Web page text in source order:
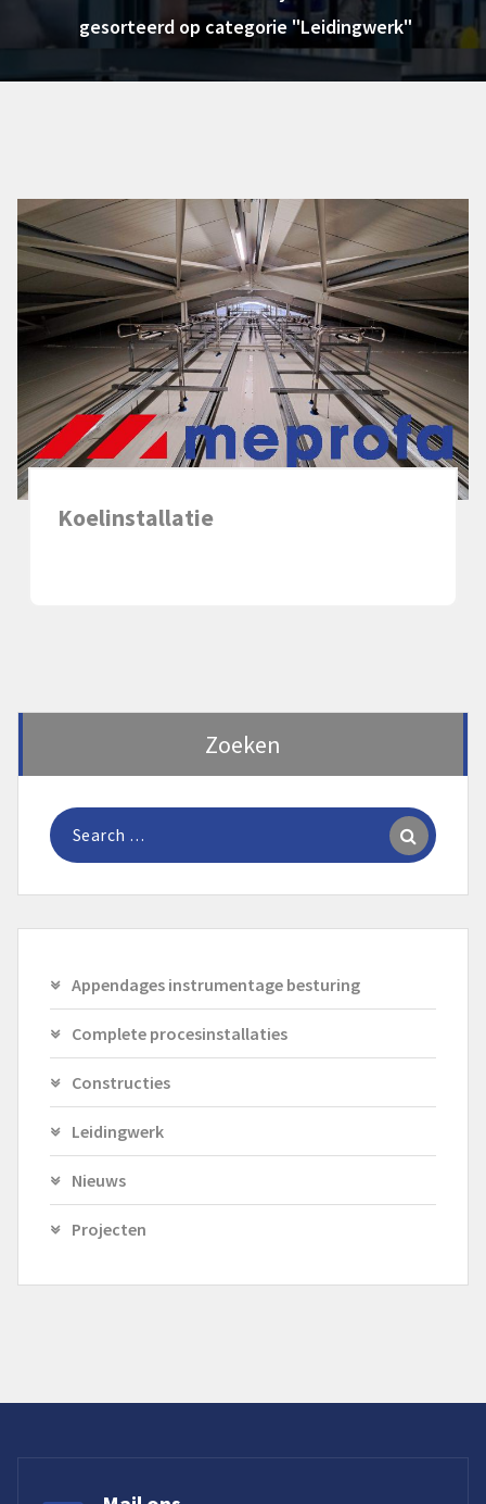
gesorteerd op categorie "Leidingwerk"
Koelinstallatie
Zoeken
Zoeken
naar:
Appendages instrumentage besturing
Complete procesinstallaties
Constructies
Leidingwerk
Nieuws
Projecten